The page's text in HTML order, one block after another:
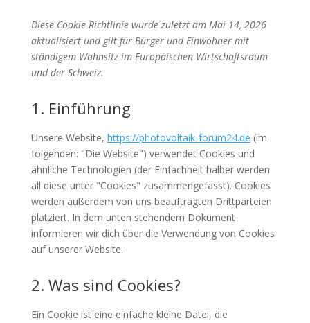
Diese Cookie-Richtlinie wurde zuletzt am Mai 14, 2026
aktualisiert und gilt für Bürger und Einwohner mit
ständigem Wohnsitz im Europäischen Wirtschaftsraum
und der Schweiz.
1. Einführung
Unsere Website, https://photovoltaik-forum24.de (im
folgenden: "Die Website") verwendet Cookies und
ähnliche Technologien (der Einfachheit halber werden
all diese unter "Cookies" zusammengefasst). Cookies
werden außerdem von uns beauftragten Drittparteien
platziert. In dem unten stehendem Dokument
informieren wir dich über die Verwendung von Cookies
auf unserer Website.
2. Was sind Cookies?
Ein Cookie ist eine einfache kleine Datei, die